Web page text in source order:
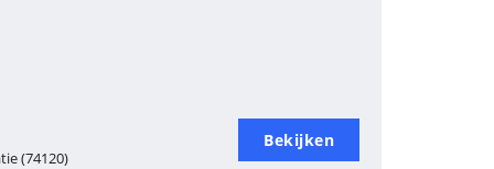
(74120)
Bekijken